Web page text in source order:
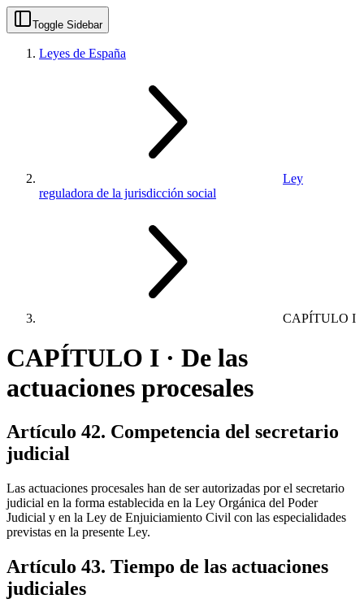
Toggle Sidebar
Leyes de España
Ley
reguladora de la jurisdicción social
CAPÍTULO I
CAPÍTULO I · De las
actuaciones procesales
Artículo 42. Competencia del secretario
judicial
Las actuaciones procesales han de ser autorizadas por el secretario
judicial en la forma establecida en la Ley Orgánica del Poder
Judicial y en la Ley de Enjuiciamiento Civil con las especialidades
previstas en la presente Ley.
Artículo 43. Tiempo de las actuaciones
judiciales